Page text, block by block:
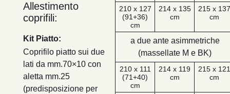
210 x 127
(91+36)
cm
214 x 135
cm
215 x
cm
a due ante asimmetriche
(massellate M e BK)
210 x 111
(71+40)
cm
214 x 119
cm
215 x
cm
Allestimento
coprifili:
Kit Piatto:
Coprifilo piatto sui due
lati da mm.70×10 con
aletta mm.25
(predisposizione per